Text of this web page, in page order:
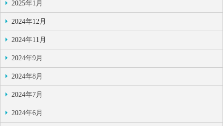
2025年1月
2024年12月
2024年11月
2024年9月
2024年8月
2024年7月
2024年6月